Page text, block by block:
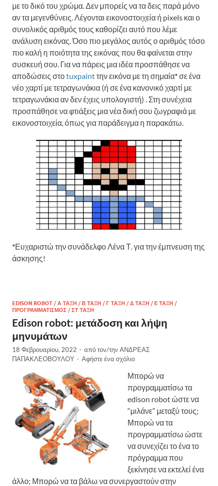
με το δικό του χρώμα. Δεν μπορείς να τα δεις παρά μόνο
αν τα μεγενθύνεις. Λέγονται εικονοστοιχεία ή pixels και ο
συνολικός αριθμός τους καθορίζει αυτό που λέμε
ανάλυση εικόνας. Όσο πιο μεγάλος αυτός ο αριθμός τόσο
πιο καλή η ποιότητα της εικόνας που θα φαίνεται στην
συσκευή σου. Για να πάρεις μια ιδέα προσπάθησε να
αποδώσεις στοtuxpaintτην εικόνα με τη σημαία*σε ένα
νέο χαρτί με τετραγωνάκια (ή σε ένα κανονικό χαρτί με
τετραγωνάκια αν δεν έχεις υπολογιστή) . Στη συνέχεια
προσπάθησε να φτιάξεις μια νέα δική σου ζωγραφιά με
εικονοστοιχεία, όπως για παράδειγμα η παρακάτω.
*Ευχαριστώ την συνάδελφο Λένα Τ. για την έμπνευση της
άσκησης!
EDISON ROBOT /Α ΤΆΞΗ /Β ΤΆΞΗ /Γ ΤΆΞΗ /Δ ΤΆΞΗ /Ε ΤΆΞΗ /
ΠΡΟΓΡΑΜΜΑΤΙΣΜΌΣ /ΣΤ ΤΆΞΗ
Edison robot: μετάδοση και λήψη
μηνυμάτων
18 Φεβρουαρίου, 2022 - από τον/την ΑΝΔΡΕΑΣ
ΠΑΠΑΚΛΕΟΒΟΥΛΟΥ - Αφήστε ένα σχόλιο
Μπορώ να
προγραμματίσω τα
edison robot ώστε να
“μιλάνε” μεταξύ τους;
Μπορώ να τα
προγραμματίσω ώστε
να συνεχίζει το ένα το
πρόγραμμα που
ξεκίνησε να εκτελεί ένα
άλλο; Μπορώ να τα βάλω να συνεργαστούν στην